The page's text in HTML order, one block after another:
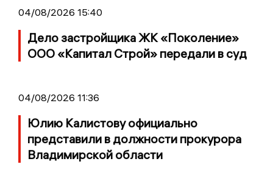
04/08/2026 15:40
Дело застройщика ЖК «Поколение»
ООО «Капитал Строй» передали в суд
04/08/2026 11:36
Юлию Калистову официально
представили в должности прокурора
Владимирской области